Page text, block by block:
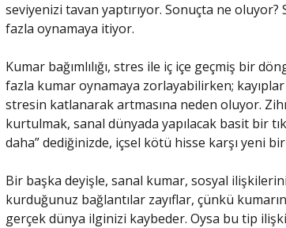
seviyenizi tavan yaptırıyor. Sonuçta ne
fazla oynamaya itiyor.
Kumar bağımlılığı, stres ile iç içe geçmiş bir
fazla kumar oynamaya zorlayabilirken;
stresin katlanarak artmasına neden oluyor.
kurtulmak, sanal dünyada yapılacak basit bir
daha” dediğinizde, içsel kötü hisse karşı yeni
Bir başka deyişle, sanal kumar, sosyal
kurduğunuz bağlantılar zayıflar, çünkü
gerçek dünya ilginizi kaybeder. Oysa bu tip